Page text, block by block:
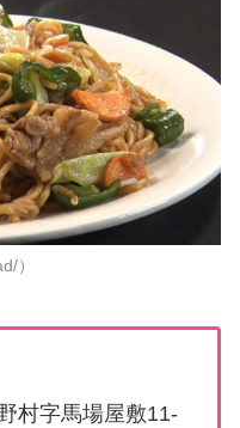
）
村字馬場屋敷11-